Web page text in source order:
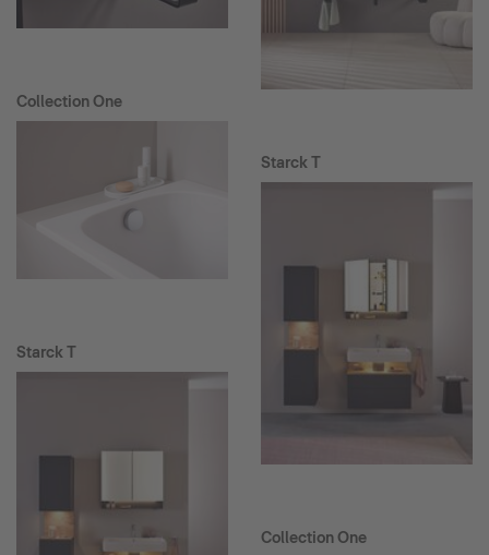
Collection One
Starck T
Starck T
Collection One